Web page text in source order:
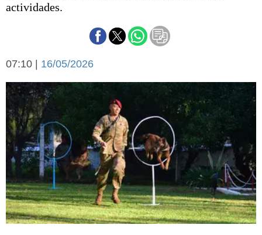
Federal A
Arte y cultura
Economía y campo
Economía y finanzas
Con el campo
Espacio empresas
Sociedad y tiempo
libre
Sociedad
Tecnología
Turismo
Salud
Es viral
El tiempo
actividades.
07:10 | 16/05/2026